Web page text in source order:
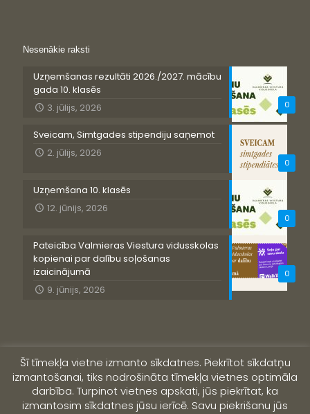
Nesenākie raksti
0
Uzņemšanas rezultāti 2026./2027. mācību
gada 10. klasēs
3. jūlijs, 2026
0
Sveicam, Simtgades stipendiju saņemot
2. jūlijs, 2026
0
Uzņemšana 10. klasēs
12. jūnijs, 2026
0
Pateicība Valmieras Viestura vidusskolas
kopienai par dalību soļošanas
izaicinājumā
9. jūnijs, 2026
Šī tīmekļa vietne izmanto sīkdatnes. Piekrītot sīkdatņu
izmantošanai, tiks nodrošināta tīmekļa vietnes optimāla
darbība. Turpinot vietnes apskati, jūs piekrītat, ka
izmantosim sīkdatnes jūsu ierīcē. Savu piekrišanu jūs